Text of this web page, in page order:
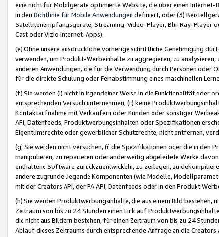
eine nicht für Mobilgeräte optimierte Website, die über einen
in den Richtlinie für Mobile Anwendungen definiert, oder (3)
Satellitenempfangsgeräte, Streaming-Video-Player, Blu-Ray-Player
Cast oder Vizio Internet-Apps).
(e) Ohne unsere ausdrückliche vorherige schriftliche Genehmigung
verwenden, um Produkt-Werbeinhalte zu aggregieren, zu
anderen Anwendungen, die für die Verwendung durch Personen
für die direkte Schulung oder Feinabstimmung eines maschinellen
(f) Sie werden (i) nicht in irgendeiner Weise in die Funktionalität oder
entsprechenden Versuch unternehmen; (ii) keine
Kontaktaufnahme mit Verkäufern oder Kunden oder sonstiger
API, Datenfeeds, Produktwerbungsinhalten oder Spezifikationen
Eigentumsrechte oder gewerblicher Schutzrechte, nicht entfernen,
(g) Sie werden nicht versuchen, (i) die Spezifikationen oder die in
manipulieren, zu reparieren oder anderweitig abgeleitete Werke
enthaltene Software zurückzuentwickeln, zu zerlegen, zu
andere zugrunde liegende Komponenten (wie Modelle,
mit der Creators API, der PA API, Datenfeeds oder in den Produkt
(h) Sie werden Produktwerbungsinhalte, die aus einem Bild bestehen,
Zeitraum von bis zu 24 Stunden einen Link auf
die nicht aus Bildern bestehen, für einen Zeitraum von bis zu 24
Ablauf dieses Zeitraums durch entsprechende Anfrage an die